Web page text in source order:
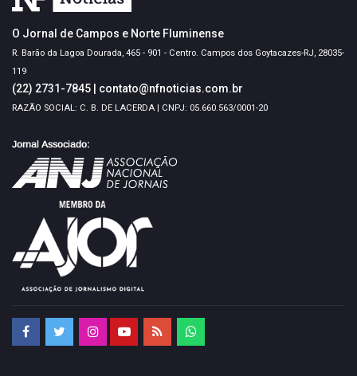
O Jornal de Campos e Norte Fluminense
R. Barão da Lagoa Dourada, 465 - 901 - Centro. Campos dos Goytacazes-RJ, 28035-
119
(22) 2731-7845 contato@nfnoticias.com.br
RAZÃO SOCIAL: C. B. DE LACERDA | CNPJ: 05.660.563/0001-20